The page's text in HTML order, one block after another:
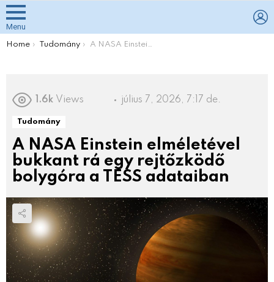
Menu
You are here:
Home Tudomány A NASA Einstein elméletével bukkant rá egy rejtőzködő bolygóra a TESS adataiban
1.6k Views július 7, 2026, 7:17 de.
Tudomány
A NASA Einstein elméletével
bukkant rá egy rejtőzködő
bolygóra a TESS adataiban